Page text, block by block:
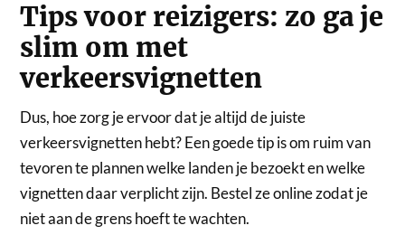
Tips voor reizigers: zo ga je
slim om met
verkeersvignetten
Dus, hoe zorg je ervoor dat je altijd de juiste
verkeersvignetten hebt? Een goede tip is om ruim van
tevoren te plannen welke landen je bezoekt en welke
vignetten daar verplicht zijn. Bestel ze online zodat je
niet aan de grens hoeft te wachten.